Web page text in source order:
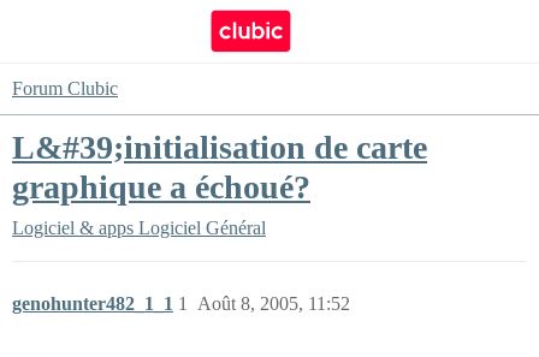
Forum Clubic
L&#39;initialisation de carte
graphique a échoué?
Logiciel & apps Logiciel Général
genohunter482_1_1 Août 8, 2005, 11:52
1